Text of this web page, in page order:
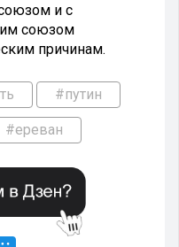
и с
союзом
причинам.
#путин
#ереван